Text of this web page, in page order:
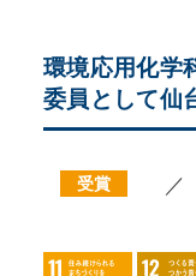
環境応用化学
委員として仙
受賞 ／